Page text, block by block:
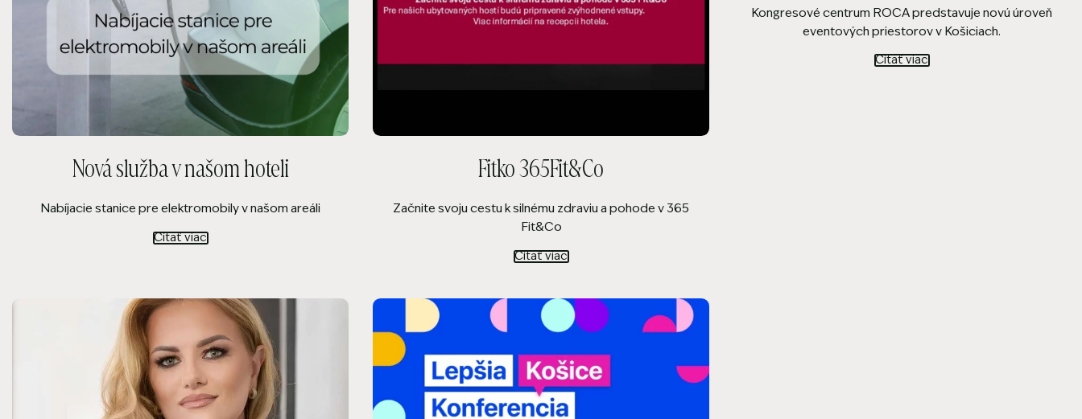
Nová služba v našom hoteli
Nabíjacie stanice pre elektromobily v našom areáli
Čítať viac
Fitko 365Fit&Co
Začnite svoju cestu k silnému zdraviu a pohode v 365
Fit&Co
Čítať viac
Kongresové centrum ROCA predstavuje novú úroveň
eventových priestorov v Košiciach.
Čítať viac